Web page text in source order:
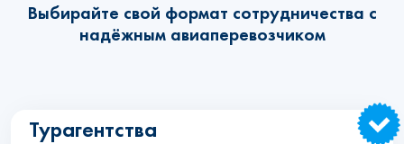
Выбирайте свой формат сотрудничества с
надёжным авиаперевозчиком
Турагентства